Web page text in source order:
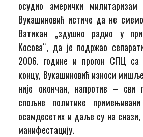
осудио амерички
Вукашиновић истиче да не
Ватикан „здушно радио у
Косова“, да је подржао
2006. године и прогон СПЦ са
концу, Вукашиновић износи
није окончан, напротив – сви
спољне политике
осамдесетих и даље су на
манифестацију.